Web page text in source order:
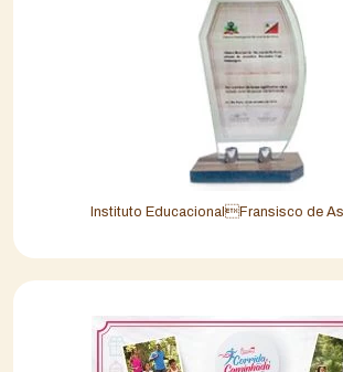
Instituto EducacionalFransisco de